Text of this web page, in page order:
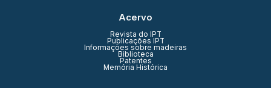
Acervo
Revista do IPT
Publicações IPT
Informações sobre madeiras
Biblioteca
Patentes
Memória Histórica